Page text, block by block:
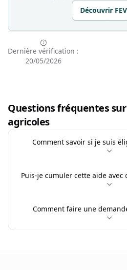
Découvrir
Dernière vérification :
20/05/2026
Questions fréquentes
agricoles
Comment savoir si je suis
Puis-je cumuler cette aide avec
Comment faire une